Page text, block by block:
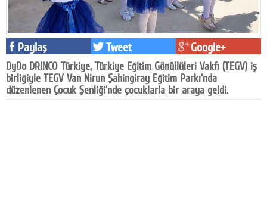
Televizyon
Dünya
Pr
Facebook
Paylaş Tweet Google+
DyDo DRINCO Türkiye, Türkiye Eğitim Gönüllüleri Vakfı (TEGV) iş
birliğiyle TEGV Van Nirun Şahingiray Eğitim Parkı'nda
düzenlenen Çocuk Şenliği'nde çocuklarla bir araya geldi.